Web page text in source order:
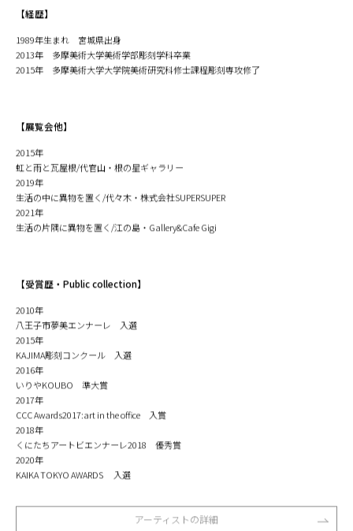
【経歴】
1989年生まれ 宮城県出身
2013年 多摩美術大学美術学部彫刻学科卒業
2015年 多摩美術大学大学院美術研究科修士課程彫刻専攻修了
【展覧会他】
​2015年
虹と雨と瓦屋根/代官山・根の星ギャラリー
2019年
生活の中に異物を置く/代々木・株式会社SUPERSUPER
2021年
生活の片隅に異物を置く/江の島・Gallery&Cafe Gigi
【受賞歴・Public collection】
2010年
八王子市夢美エンナーレ 入選
2015年
KAJIMA彫刻コンクール 入選
2016年
いりやKOUBO 準大賞
2017年
CCC Awards2017:art in the office 入賞
2018年
くにたちアートビエンナーレ2018 優秀賞
​2020年
KAIKA TOKYO AWARDS 入選
アーティストの詳細